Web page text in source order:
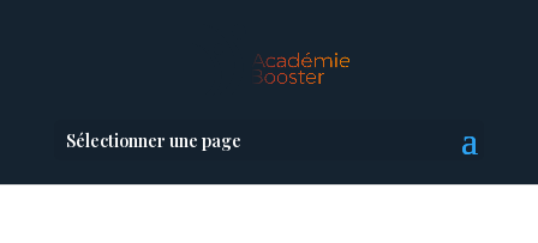
Sélectionner une page